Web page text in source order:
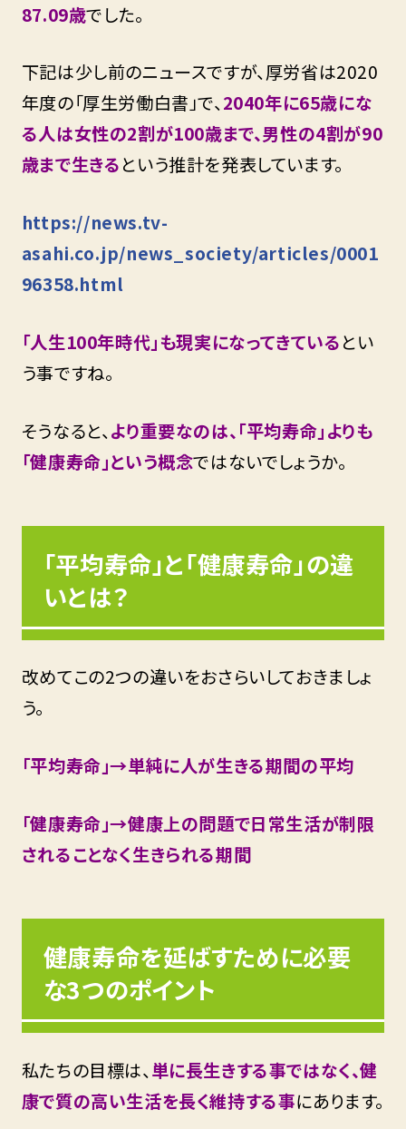
87.09歳でした。
下記は少し前のニュースですが、厚労省は2020
年度の「厚生労働白書」で、2040年に65歳にな
る人は女性の2割が100歳まで、男性の4割が90
歳まで生きるという推計を発表しています。
https://news.tv-
asahi.co.jp/news_society/articles/0001
96358.html
「人生100年時代」も現実になってきているとい
う事ですね。
そうなると、より重要なのは、「平均寿命」よりも
「健康寿命」という概念ではないでしょうか。
「平均寿命」と「健康寿命」の違
いとは？
改めてこの2つの違いをおさらいしておきましょ
う。
「平均寿命」→単純に人が生きる期間の平均
「健康寿命」→健康上の問題で日常生活が制限
されることなく生きられる期間
健康寿命を延ばすために必要
な3つのポイント
私たちの目標は、単に長生きする事ではなく、健
康で質の高い生活を長く維持する事にあります。